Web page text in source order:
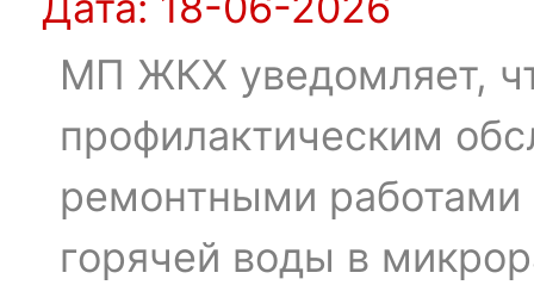
МП ЖКХ уведомляет,
профилактическим
ремонтными
горячей воды в